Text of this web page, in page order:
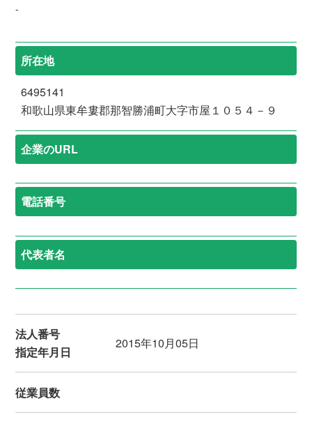
-
所在地
6495141
和歌山県東牟婁郡那智勝浦町大字市屋１０５４－９
企業のURL
電話番号
代表者名
法人番号
指定年月日
2015年10月05日
従業員数